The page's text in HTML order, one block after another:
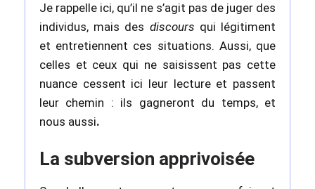
Je rappelle ici, qu’il ne s’agit pas de juger des
individus, mais des discours qui légitiment
et entretiennent ces situations. Aussi, que
celles et ceux qui ne saisissent pas cette
nuance cessent ici leur lecture et passent
leur chemin : ils gagneront du temps, et
nous aussi.
La subversion apprivoisée